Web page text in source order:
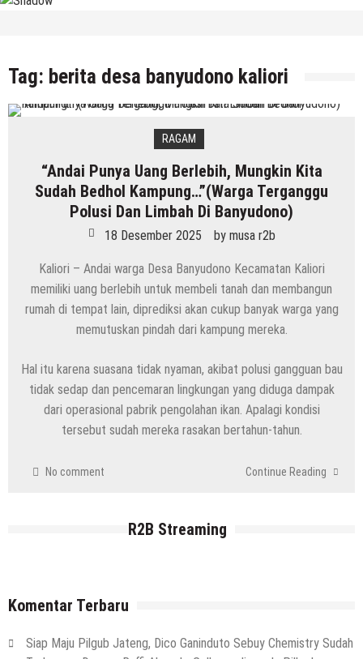
Ratusan Warganya Keracunan Diduga
Karena MBG
8 Agustus 2026
Jumlah Pasien Dugaan Keracunan MBG
Semakin Bertambah, Meluas Ke Keluarga
8 Agustus 2026 bymusa r2b
HEADLINE
Kenapa Belum Boleh Digunakan,
Lapangan Standar Nasional Di Sekolah
7 Agustus 2026 by musa r2b
HEADLINE
Inilah 16 Lokasi Sasaran MBG Dari SPPG
Mondoteko 3, Termasuk Sekolah Anak
7 Agustus 2026
Tanggapan Kepala SMP N 5 Rembang
Ini Ciri-Cirinya, Siapa Tahu Keluarga Anda
Pantai Utara Rembang)
Tag: berita desa banyudono kaliori
RAGAM
“Andai Punya Uang Berlebih, Mungkin Kita
Sudah Bedhol Kampung…”(Warga Terganggu
Polusi Dan Limbah Di Banyudono)
18 Desember 2025 by musa r2b
Kaliori – Andai warga Desa Banyudono Kecamatan Kaliori
memiliki uang berlebih untuk membeli tanah dan membangun
rumah di tempat lain, diprediksi akan cukup banyak warga yang
memutuskan pindah dari kampung mereka.
Hal itu karena suasana tidak nyaman, akibat polusi gangguan bau
tidak sedap dan pencemaran lingkungan yang diduga dampak
dari operasional pabrik pengolahan ikan. Apalagi kondisi
tersebut sudah mereka rasakan bertahun-tahun.
No comment Continue Reading
R2B Streaming
Komentar Terbaru
Siap Maju Pilgub Jateng, Dico Ganinduto Sebuy Chemistry Sudah